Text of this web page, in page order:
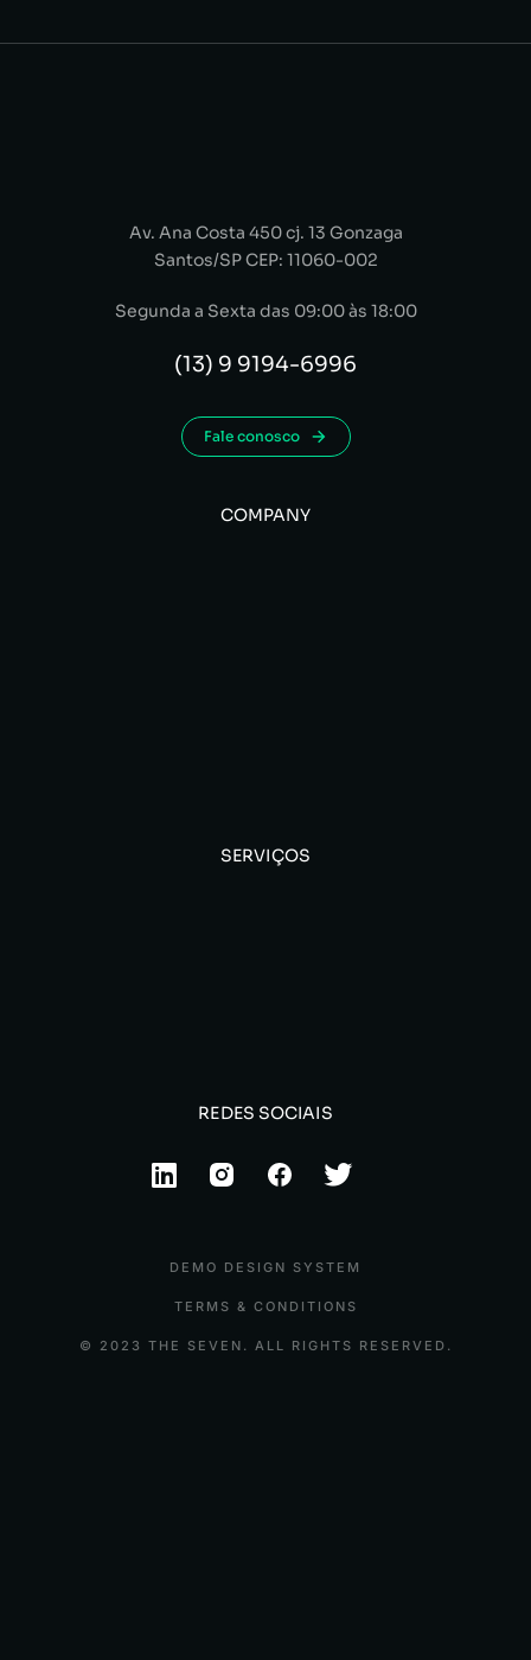
Av. Ana Costa 450 cj. 13 Gonzaga
Santos/SP CEP: 11060-002
Segunda a Sexta das 09:00 às 18:00
(13) 9 9194-6996
Fale conosco
COMPANY
SERVIÇOS
REDES SOCIAIS
© 2023 THE SEVEN. ALL RIGHTS RESERVED.
DEMO DESIGN SYSTEM
TERMS & CONDITIONS